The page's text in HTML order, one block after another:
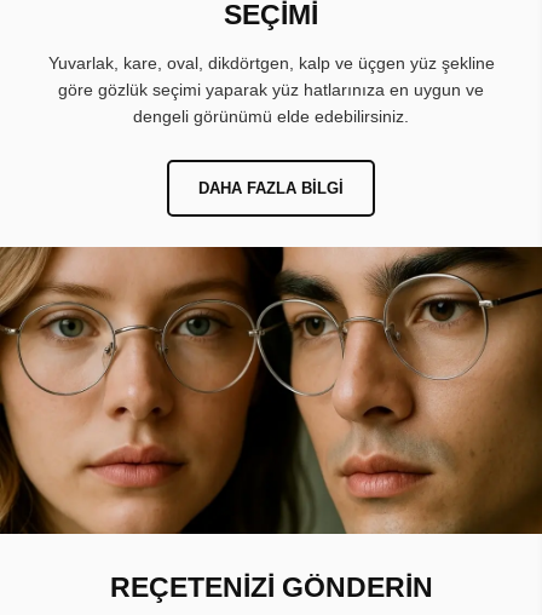
SEÇİMİ
Yuvarlak, kare, oval, dikdörtgen, kalp ve üçgen yüz şekline
göre gözlük seçimi yaparak yüz hatlarınıza en uygun ve
dengeli görünümü elde edebilirsiniz.
DAHA FAZLA BILGI
REÇETENİZİ GÖNDERİN